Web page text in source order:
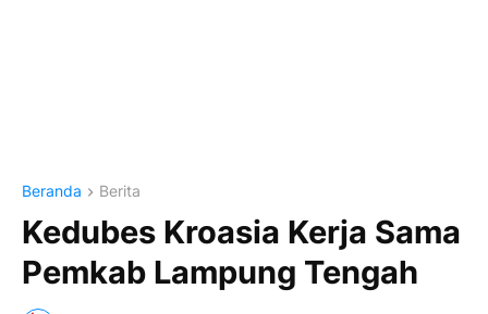
Beranda Berita
Kedubes Kroasia Kerja Sama
Pemkab Lampung Tengah